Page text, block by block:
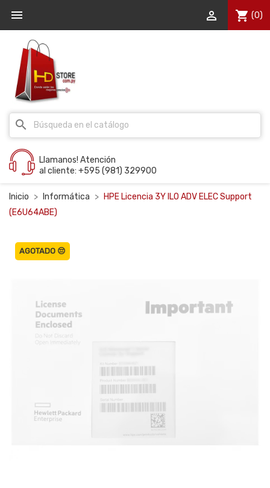
 shopping_cart (0)

search
Llamanos! Atención
al cliente: +595 (981) 329900
Inicio Informática
HPE Licencia 3Y ILO ADV ELEC Support
(E6U64ABE)
AGOTADO 😔